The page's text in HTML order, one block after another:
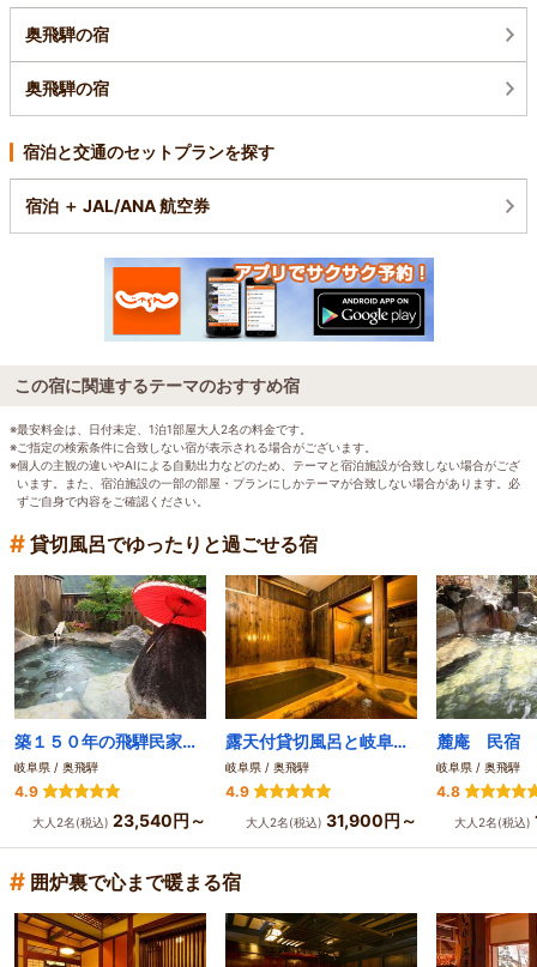
奥飛騨の宿
奥飛騨の宿
宿泊と交通のセットプランを探す
宿泊 ＋ JAL/ANA 航空券
この宿に関連するテーマのおすすめ宿
※最安料金は、日付未定、1泊1部屋大人2名の料金です。
※ご指定の検索条件に合致しない宿が表示される場合がございます。
※個人の主観の違いやAIによる自動出力などのため、テーマと宿泊施設が合致しない場合がござ
います。また、宿泊施設の一部の部屋・プランにしかテーマが合致しない場合があります。必
ずご自身で内容をご確認ください。
# 貸切風呂でゆったりと過ごせる宿
築１５０年の飛騨民家 おやど 甚九郎
岐阜県 / 奥飛騨
4.9
大人2名(税込) 23,540円～
露天付貸切風呂と岐阜料理師範の宿 お宿 栄太郎
岐阜県 / 奥飛騨
4.9
大人2名(税込) 31,900円～
麓庵 民宿
岐阜県 / 奥飛騨
4.8
大人2名(税込)
# 囲炉裏で心まで暖まる宿